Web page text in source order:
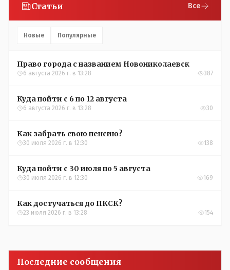
Статьи Все
Новые Популярные
Право города с названием Новониколаевск
6 августа 2026 г. в 13:28 387
Куда пойти с 6 по 12 августа
6 августа 2026 г. в 13:28 30
Как забрать свою пенсию?
30 июля 2026 г. в 12:30 138
Куда пойти с 30 июля по 5 августа
30 июля 2026 г. в 12:30 169
Как достучаться до ПКСК?
23 июля 2026 г. в 13:28 154
Последние сообщения